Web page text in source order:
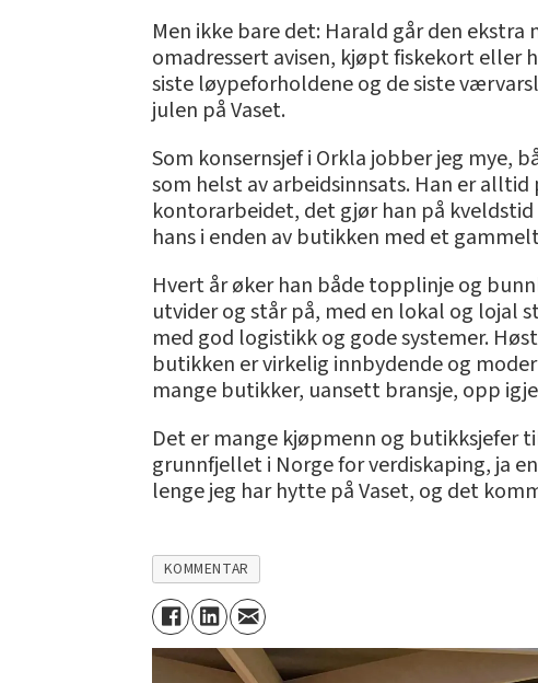
Men ikke bare det: Harald går den
omadressert avisen, kjøpt fiskekort eller
siste løypeforholdene og de siste
julen på Vaset.
Som konsernsjef i Orkla jobber jeg mye,
som helst av arbeidsinnsats. Han er
kontorarbeidet, det gjør han på
hans i enden av butikken med et
Hvert år øker han både topplinje og
utvider og står på, med en lokal og lojal
med god logistikk og gode systemer.
butikken er virkelig innbydende og
mange butikker, uansett bransje, opp
Det er mange kjøpmenn og butikksjefer
grunnfjellet i Norge for verdiskaping, ja
lenge jeg har hytte på Vaset, og det
KOMMENTAR